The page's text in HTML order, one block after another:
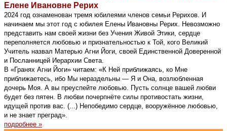
Елене Ивановне Рерих
2024 год ознаменован тремя юбилеями членов семьи Рерихов. И
начинаем мы этот год с юбилея Елены Ивановны Рерих. Невозможно
представить нам своей жизни без Учения Живой Этики, сердце
переполняется любовью и признательностью к Той, кого Великий
Учитель назвал Матерью Агни Йоги, своей Единственной Доверенной
и Посланницей Иерархии Света.
В «Гранях Агни Йоги» читаем: «К Ней приближаясь, ко Мне
приближаетесь, ибо Мы нераздельны — Я и Она, возлюбленная
дочерь Моя. А вы преуспейте любовью. Пусть солнце вашей любви
будет без пятен. В любви почерпнёте силы противостать жизни,
идущей против вас. (...) Непобедимо сердце, вооружённое любовью,
и не знает преград».
подробнее »